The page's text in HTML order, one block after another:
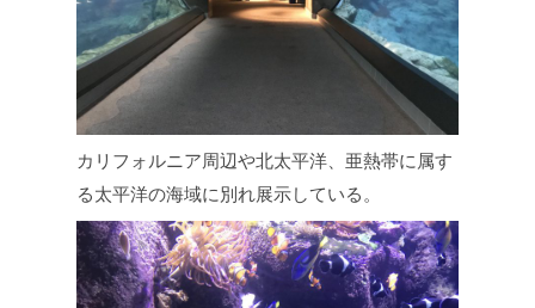
カリフォルニア周辺や北太平洋、亜熱帯に属す
る太平洋の海域に別れ展示している。